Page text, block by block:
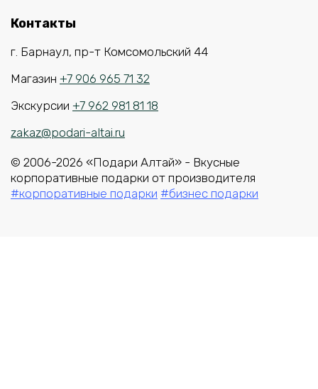
Контакты
г. Барнаул, пр-т Комсомольский 44
Магазин +7 906 965 71 32
Экскурсии +7 962 981 81 18
zakaz@podari-altai.ru
© 2006-2026 «Подари Алтай» - Вкусные
корпоративные подарки от производителя
#корпоративные подарки #бизнес подарки